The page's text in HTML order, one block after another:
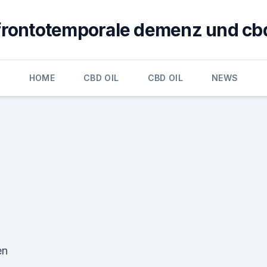
demenz und
HOME CBD OIL CBD OIL NEWS